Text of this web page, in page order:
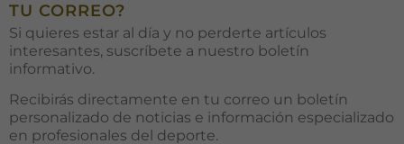
TU CORREO?
Si quieres estar al día y no perderte artículos
interesantes, suscríbete a nuestro boletín
informativo.
Recibirás directamente en tu correo un boletín
personalizado de noticias e información especializado
en profesionales del deporte.
comportamiento
mientras visitas
posibilidad de
ver contenido y